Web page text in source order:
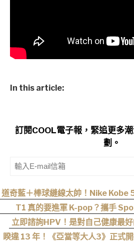
In this article:
訂閱COOL電子報，緊追更多
劃。
道奇藍＋棒球縫線太帥！Nike
資訊釋出
T1 真的要進軍 K-pop？攜手
STARS」出道企劃，單曲
立即諮詢HPV！是對自己健康最
晚！
睽違 13 年！《亞當等大人3》正式